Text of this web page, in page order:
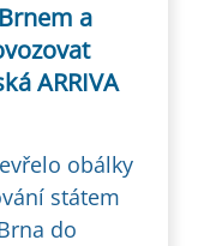
a
ARRIVA
obálky
státem
do